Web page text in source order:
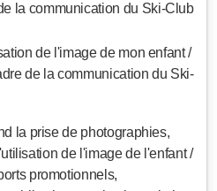
la communication du Ski-Club
de l'image de mon enfant /
de la communication du Ski-
la prise de photographies,
de l'image de l'enfant /
promotionnels,